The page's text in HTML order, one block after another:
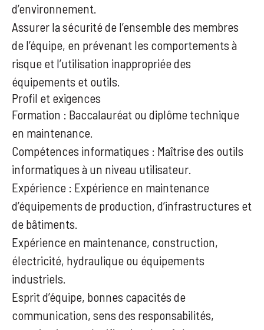
d’environnement.
Assurer la sécurité de l’ensemble des membres
de l’équipe, en prévenant les comportements à
risque et l’utilisation inappropriée des
équipements et outils.
Profil et exigences
Formation : Baccalauréat ou diplôme technique
en maintenance.
Compétences informatiques : Maîtrise des outils
informatiques à un niveau utilisateur.
Expérience : Expérience en maintenance
d’équipements de production, d’infrastructures et
de bâtiments.
Expérience en maintenance, construction,
électricité, hydraulique ou équipements
industriels.
Esprit d’équipe, bonnes capacités de
communication, sens des responsabilités,